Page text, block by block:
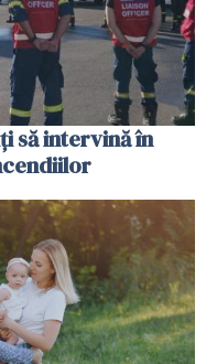
să intervină în